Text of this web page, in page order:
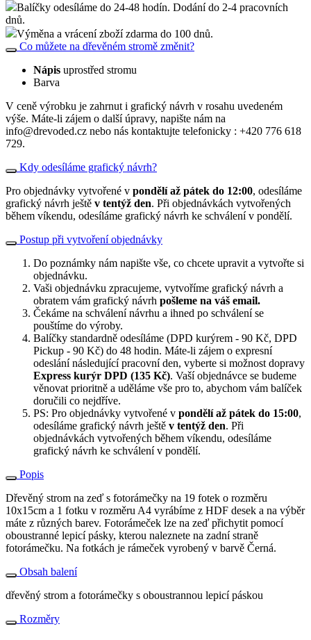
Balíčky odesíláme do 24-48 hodín. Dodání do 2-4 pracovních
dnů.
Výměna a vrácení zboží zdarma do 100 dnů.
Co můžete na dřevěném stromě změnit?
Nápis uprostřed stromu
Barva
V ceně výrobku je zahrnut i grafický návrh v rosahu uvedeném
výše. Máte-li zájem o další úpravy, napište nám na
info@drevoded.cz nebo nás kontaktujte telefonicky : +420 776 618
729.
Kdy odesíláme grafický návrh?
Pro objednávky vytvořené v pondělí až pátek do 12:00, odesíláme
grafický návrh ještě v tentýž den. Při objednávkách vytvořených
během víkendu, odesíláme grafický návrh ke schválení v pondělí.
Postup při vytvoření objednávky
Do poznámky nám napište vše, co chcete upravit a vytvořte si
objednávku.
Vaši objednávku zpracujeme, vytvoříme grafický návrh a
obratem vám grafický návrh pošleme na váš email.
Čekáme na schválení návrhu a ihned po schválení se
pouštíme do výroby.
Balíčky standardně odesíláme (DPD kurýrem - 90 Kč, DPD
Pickup - 90 Kč) do 48 hodin. Máte-li zájem o expresní
odeslání následující pracovní den, vyberte si možnost dopravy
Express kurýr DPD (135 Kč). Vaší objednávce se budeme
věnovat prioritně a uděláme vše pro to, abychom vám balíček
doručili co nejdříve.
PS: Pro objednávky vytvořené v pondělí až pátek do 15:00,
odesíláme grafický návrh ještě v tentýž den. Při
objednávkách vytvořených během víkendu, odesíláme
grafický návrh ke schválení v pondělí.
Popis
Dřevěný strom na zeď s fotorámečky na 19 fotek o rozměru
10x15cm a 1 fotku v rozměru A4 vyrábíme z HDF desek a na výběr
máte z různých barev. Fotorámeček lze na zeď přichytit pomocí
oboustranné lepicí pásky, kterou naleznete na zadní straně
fotorámečku. Na fotkách je rámeček vyrobený v barvě Černá.
Obsah balení
dřevěný strom a fotorámečky s oboustrannou lepicí páskou
Rozměry